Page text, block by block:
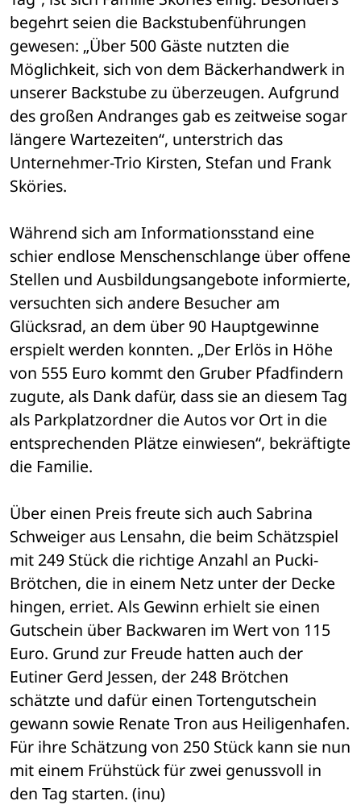
begehrt seien die Backstubenführungen
gewesen: „Über 500 Gäste nutzten die
Möglichkeit, sich von dem Bäckerhandwerk in
unserer Backstube zu überzeugen. Aufgrund
des großen Andranges gab es zeitweise sogar
längere Wartezeiten“, unterstrich das
Unternehmer-Trio Kirsten, Stefan und Frank
Sköries.
Während sich am Informationsstand eine
schier endlose Menschenschlange über offene
Stellen und Ausbildungsangebote informierte,
versuchten sich andere Besucher am
Glücksrad, an dem über 90 Hauptgewinne
erspielt werden konnten. „Der Erlös in Höhe
von 555 Euro kommt den Gruber Pfadfindern
zugute, als Dank dafür, dass sie an diesem Tag
als Parkplatzordner die Autos vor Ort in die
entsprechenden Plätze einwiesen“, bekräftigte
die Familie.
Über einen Preis freute sich auch Sabrina
Schweiger aus Lensahn, die beim Schätzspiel
mit 249 Stück die richtige Anzahl an Pucki-
Brötchen, die in einem Netz unter der Decke
hingen, erriet. Als Gewinn erhielt sie einen
Gutschein über Backwaren im Wert von 115
Euro. Grund zur Freude hatten auch der
Eutiner Gerd Jessen, der 248 Brötchen
schätzte und dafür einen Tortengutschein
gewann sowie Renate Tron aus Heiligenhafen.
Für ihre Schätzung von 250 Stück kann sie nun
mit einem Frühstück für zwei genussvoll in
den Tag starten. (inu)